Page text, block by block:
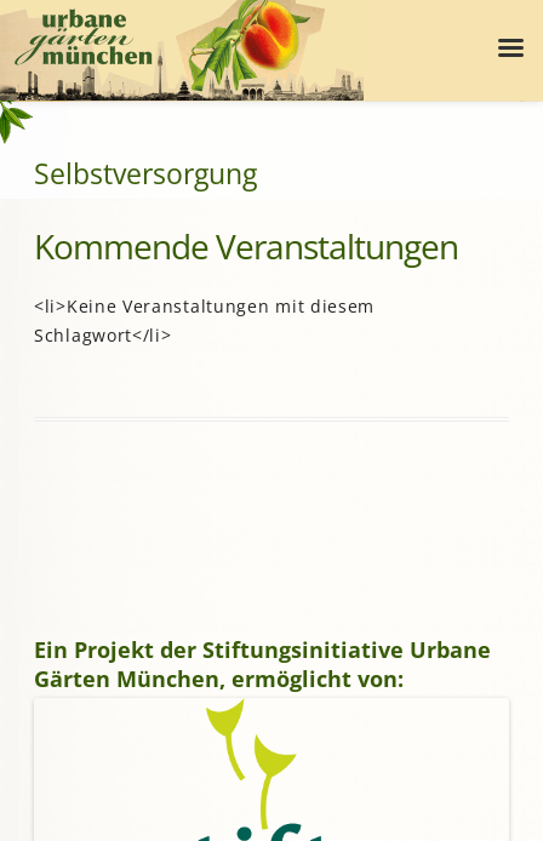
Selbstversorgung
Kommende Veranstaltungen
<li>Keine Veranstaltungen mit diesem
Schlagwort</li>
Ein Projekt der Stiftungsinitiative Urbane
Gärten München, ermöglicht von: